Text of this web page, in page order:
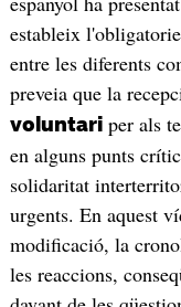
estableix
entre les diferents
preveia que la
voluntariper als
en alguns punts
solidaritat
urgents. En aquest
modificació, la
les reaccions,